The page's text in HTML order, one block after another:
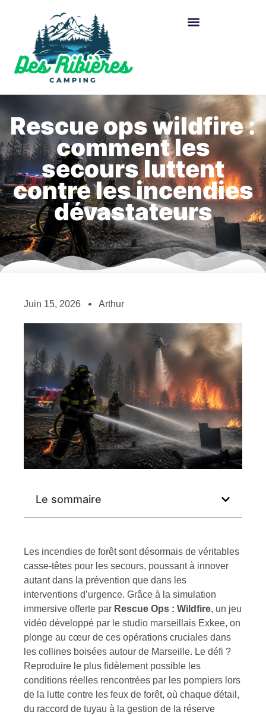
Rescue ops wildfire :
comment les
secours luttent
contre les incendies
dévastateurs
Juin 15, 2026 Arthur
Le sommaire
Les incendies de forêt sont désormais de véritables
casse-têtes pour les secours, poussant à innover
autant dans la prévention que dans les
interventions d’urgence. Grâce à la simulation
immersive offerte par Rescue Ops : Wildfire, un jeu
vidéo développé par le studio marseillais Exkee, on
plonge au cœur de ces opérations cruciales dans
les collines boisées autour de Marseille. Le défi ?
Reproduire le plus fidèlement possible les
conditions réelles rencontrées par les pompiers lors
de la lutte contre les feux de forêt, où chaque détail,
du raccord de tuyau à la gestion de la réserve